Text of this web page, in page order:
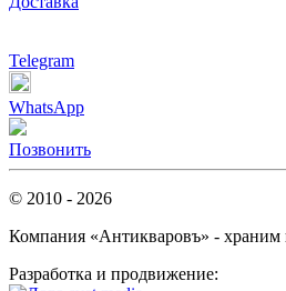
Telegram
WhatsApp
Позвонить
© 2010 - 2026
Компания «Антикваровъ» - храним
Разработка и продвижение: